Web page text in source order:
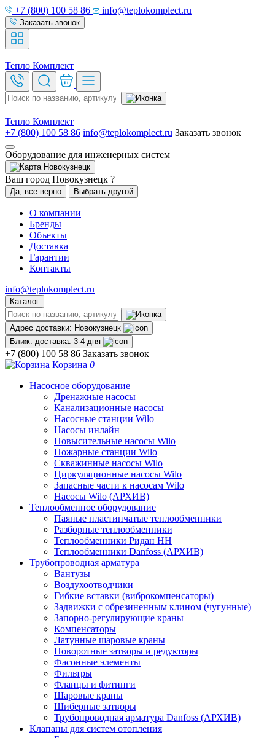
+7 (800) 100 58 86 info@teplokomplect.ru
Заказать звонок
Тепло Комплект
Тепло Комплект
+7 (800) 100 58 86 info@teplokomplect.ru Заказать звонок
Оборудование для инженерных систем
Новокузнецк
Ваш город Новокузнецк ?
Да, все верно Выбрать другой
О компании
Бренды
Объекты
Доставка
Гарантии
Контакты
info@teplokomplect.ru
Каталог
Адрес доставки: Новокузнецк
Ближ. доставка: 3-4 дня
+7 (800) 100 58 86 Заказать звонок
Корзина 0
Насосное оборудование
Дренажные насосы
Канализационные насосы
Насосные станции Wilo
Насосы инлайн
Повысительные насосы Wilo
Пожарные станции Wilo
Скважинные насосы Wilo
Циркуляционные насосы Wilo
Запасные части к насосам Wilo
Насосы Wilo (АРХИВ)
Теплообменное оборудование
Паяные пластинчатые теплообменники
Разборные теплообменники
Теплообменники Ридан НН
Теплообменники Danfoss (АРХИВ)
Трубопроводная арматура
Вантузы
Воздухоотводчики
Гибкие вставки (виброкомпенсаторы)
Задвижки с обрезиненным клином (чугунные)
Запорно-регулирующие краны
Компенсаторы
Латунные шаровые краны
Поворотные затворы и редукторы
Фасонные элементы
Фильтры
Фланцы и фитинги
Шаровые краны
Шиберные затворы
Трубопроводная арматура Danfoss (АРХИВ)
Клапаны для систем отопления